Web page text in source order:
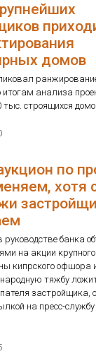
домов
итогам анализа
тыс. строящихся
по
хотя
руководстве банка
на акции крупного
кипрского офшора
тяжбу
застройщика,
на пресс-